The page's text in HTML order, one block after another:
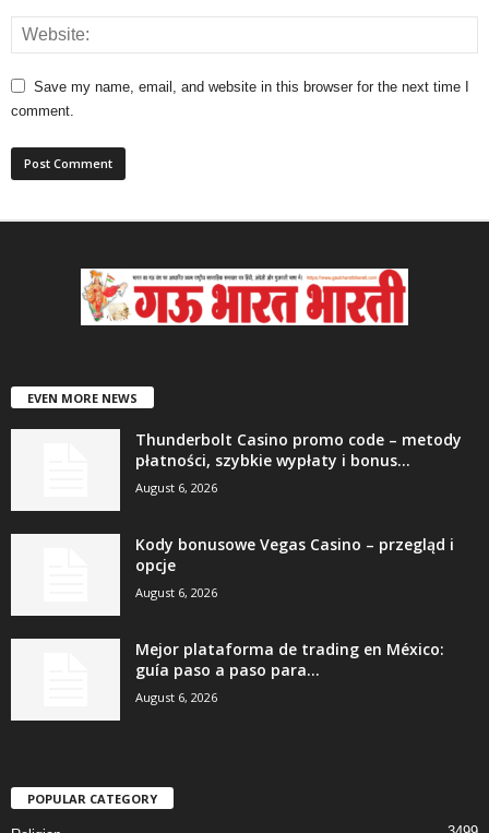
Save my name, email, and website in this browser for the next time I
comment.
EVEN MORE NEWS
Thunderbolt Casino promo code – metody
płatności, szybkie wypłaty i bonus...
August 6, 2026
Kody bonusowe Vegas Casino – przegląd i
opcje
August 6, 2026
Mejor plataforma de trading en México:
guía paso a paso para...
August 6, 2026
POPULAR CATEGORY